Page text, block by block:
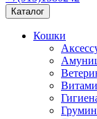
Каталог
Кошки